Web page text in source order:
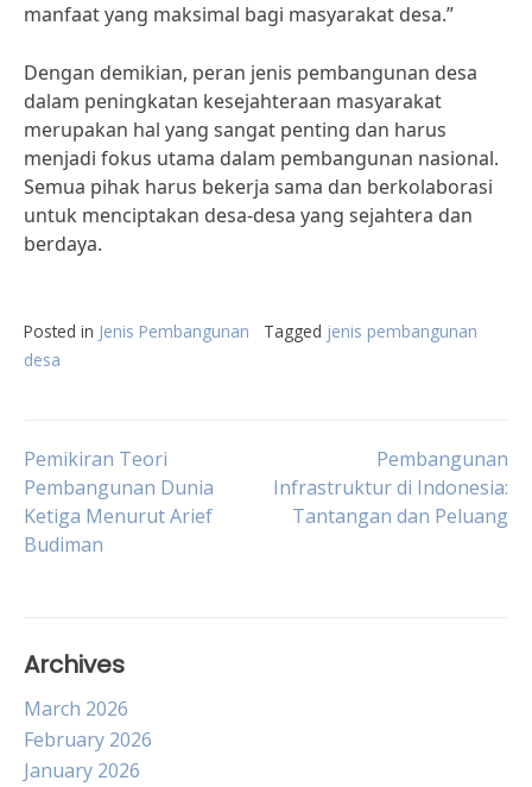
manfaat yang maksimal bagi masyarakat desa.”
Dengan demikian, peran jenis pembangunan desa
dalam peningkatan kesejahteraan masyarakat
merupakan hal yang sangat penting dan harus
menjadi fokus utama dalam pembangunan nasional.
Semua pihak harus bekerja sama dan berkolaborasi
untuk menciptakan desa-desa yang sejahtera dan
berdaya.
Posted in Jenis Pembangunan Tagged jenis pembangunan
desa
Post
navigation
Pemikiran Teori
Pembangunan Dunia
Ketiga Menurut Arief
Budiman
Pembangunan
Infrastruktur di Indonesia:
Tantangan dan Peluang
Archives
March 2026
February 2026
January 2026